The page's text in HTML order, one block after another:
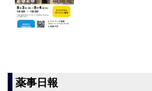
薬事日報